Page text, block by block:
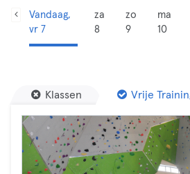
Vandaag,
vr 7
za
8
zo
9
ma
10
Klassen Vrije